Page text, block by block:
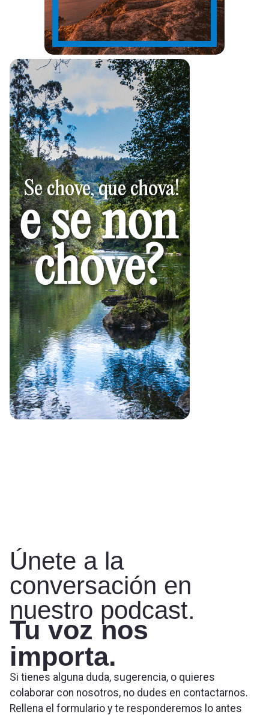
Únete a la
conversación en
nuestro podcast.
Tu voz nos
importa.
Si tienes alguna duda, sugerencia, o quieres
colaborar con nosotros, no dudes en contactarnos.
Rellena el formulario y te responderemos lo antes